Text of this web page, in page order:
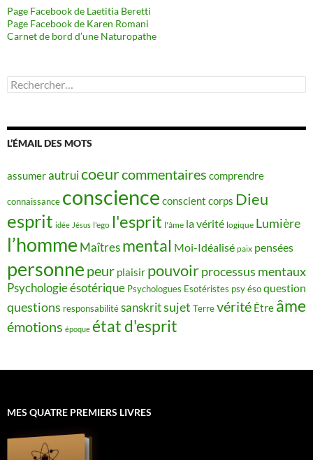
Page Facebook de Laetitia Beretti
Page Facebook de Karen Romani
Carnet de bord d’une Naturopathe
Rechercher :
L’ÉMAIL DES MOTS
assumerautruicoeurcommentaires comprendre
connaissance conscience conscient corps Dieu
esprit idée Jésus l'ego l'esprit l'âme la vérité logique Lumière
l’homme Maîtres mental Moi-Idéalisé paix pensées
personne peur plaisir pouvoirprocessus mentaux
Psychologie ésotérique Psychologues Esotéristes psy ésoquestion
questions responsabilitésanskritsujet Terrevérité Être âme
émotions époque état d'esprit
MES QUATRE PREMIERS LIVRES